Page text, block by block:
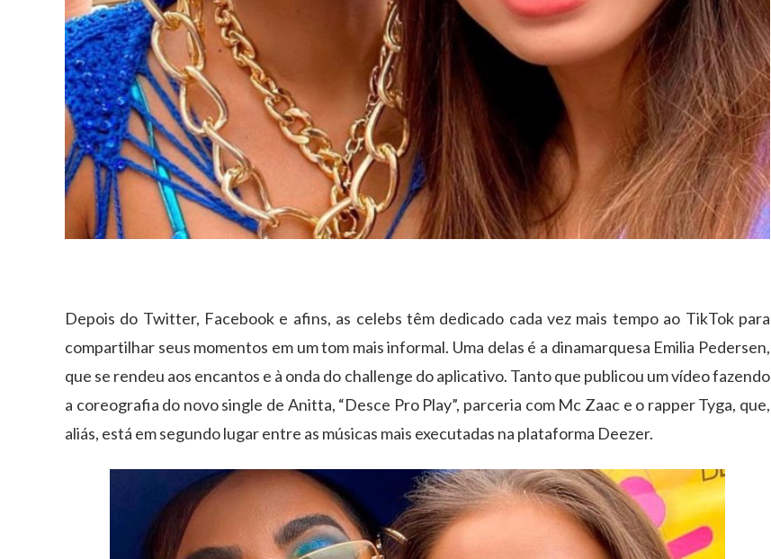
Depois do Twitter, Facebook e afins, as celebs têm dedicado cada vez mais tempo ao TikTok para
compartilhar seus momentos em um tom mais informal. Uma delas é a dinamarquesa Emilia Pedersen,
que se rendeu aos encantos e à onda do challenge do aplicativo. Tanto que publicou um vídeo fazendo
a coreografia do novo single de Anitta, “Desce Pro Play”, parceria com Mc Zaac e o rapper Tyga, que,
aliás, está em segundo lugar entre as músicas mais executadas na plataforma Deezer.